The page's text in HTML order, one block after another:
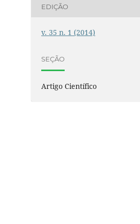
EDIÇÃO
v. 35 n. 1 (2014)
SEÇÃO
Artigo Científico